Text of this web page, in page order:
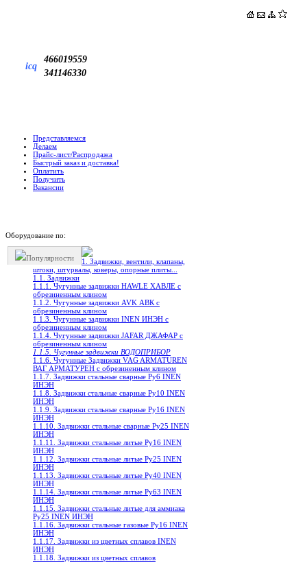
icq
466019559
341146330
Представляемся
Делаем
Прайс-лист/Распродажа
Быстрый заказ и доставка!
Оплатить
Получить
Вакансии
Оборудование по:
Популярности
1. Задвижки, вентили, клапаны,
штоки, штурвалы, коверы, опорные плиты...
1.1. Задвижки
1.1.1. Чугунные задвижки HAWLE ХАВЛЕ с
обрезиненным клином
1.1.2. Чугунные задвижки AVK АВК с
обрезиненным клином
1.1.3. Чугунные задвижки INEN ИНЭН c
обрезиненным клином
1.1.4. Чугунные задвижки JAFAR ДЖАФАР с
обрезиненным клином
1.1.5. Чугунные задвижки ВОДОПРИБОР
1.1.6. Чугунные Задвижки VAG ARMATUREN
ВАГ АРМАТУРЕН с обрезиненным клином
1.1.7. Задвижки стальные сварные Ру6 INEN
ИНЭН
1.1.8. Задвижки стальные сварные Ру10 INEN
ИНЭН
1.1.9. Задвижки стальные сварные Ру16 INEN
ИНЭН
1.1.10. Задвижки стальные сварные Ру25 INEN
ИНЭН
1.1.11. Задвижки стальные литые Ру16 INEN
ИНЭН
1.1.12. Задвижки стальные литые Ру25 INEN
ИНЭН
1.1.13. Задвижки стальные литые Ру40 INEN
ИНЭН
1.1.14. Задвижки стальные литые Ру63 INEN
ИНЭН
1.1.15. Задвижки стальные литые для аммиака
Ру25 INEN ИНЭН
1.1.16. Задвижки стальные газовые Ру16 INEN
ИНЭН
1.1.17. Задвижки из цветных сплавов INEN
ИНЭН
1.1.18. Задвижки из цветных сплавов